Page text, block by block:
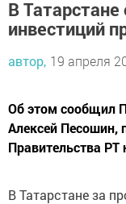
В
инвестиций
автор, 19 апреля
Об этом сообщил
Алексей Песошин,
Правительства РТ
В Татарстане за